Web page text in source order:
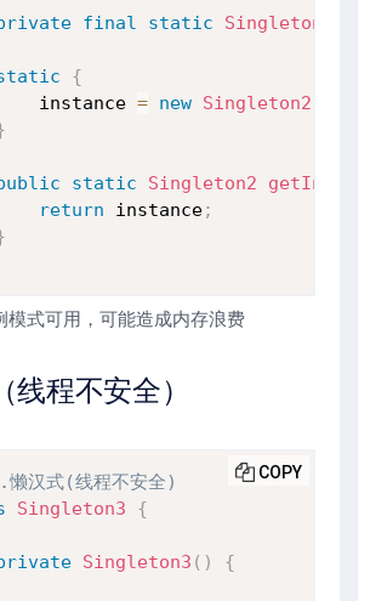
final static Singleton2
{
instance
= new Singleton2
static Singleton2
return instance;
模式可用，可能造成内存浪费
线程不安全）
汉式(线程不安全)
Singleton3 {
Singleton3 ( ) {
COPY